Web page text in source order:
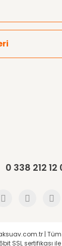
0 338 212 12
| Tüm
SSL sertifikası